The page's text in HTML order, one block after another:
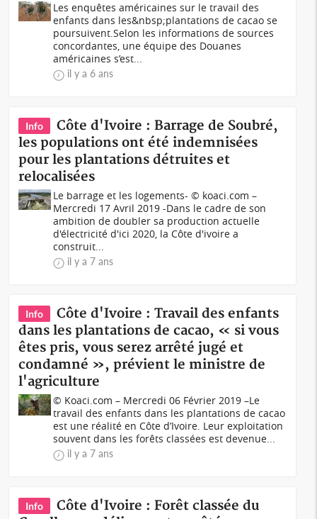
Les enquêtes américaines sur le travail des
enfants dans les&nbsp;plantations de cacao se
poursuivent.Selon les informations de sources
concordantes, une équipe des Douanes
américaines s’est...
il y a 6 ans
Info
Côte d'Ivoire : Barrage de Soubré,
les populations ont été indemnisées
pour les plantations détruites et
relocalisées
Le barrage et les logements- © koaci.com –
Mercredi 17 Avril 2019 -Dans le cadre de son
ambition de doubler sa production actuelle
d'électricité d'ici 2020, la Côte d'ivoire a
construit...
il y a 7 ans
Info
Côte d'Ivoire : Travail des enfants
dans les plantations de cacao, « si vous
êtes pris, vous serez arrêté jugé et
condamné », prévient le ministre de
l'agriculture
© Koaci.com – Mercredi 06 Février 2019 –Le
travail des enfants dans les plantations de cacao
est une réalité en Côte d’Ivoire. Leur exploitation
souvent dans les forêts classées est devenue...
il y a 7 ans
Info
Côte d'Ivoire : Forêt classée du